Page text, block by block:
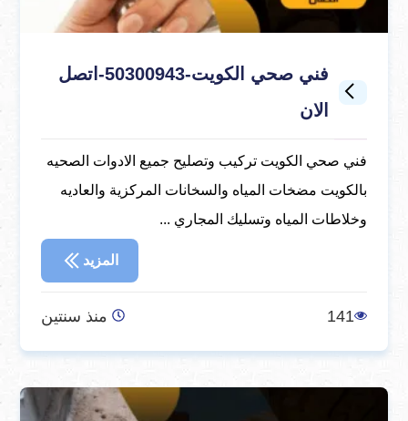
فني صحي الكويت-50300943-اتصل
الان
فني صحي الكويت تركيب وتصليح جميع الادوات الصحيه
بالكويت مضخات المياه والسخانات المركزية والعاديه
وخلاطات المياه وتسليك المجاري ...
المزيد
141 منذ سنتين